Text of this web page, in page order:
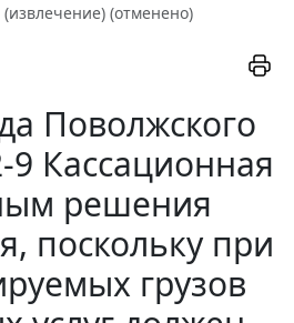
(отменено)
Поволжского
9 Кассационная
решения
поскольку при
грузов